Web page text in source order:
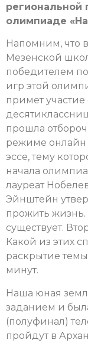
региональной
олимпиаде
Напомним, что
Мезенской
победителем
игр этой
примет
прошла
режиме онлайн
эссе, тему
начала
лауреат
Эйнштейн
прожить
существует.
Какой из этих
раскрытие
минут.
Наша юная
заданием и
(полуфинал)
пройдут в